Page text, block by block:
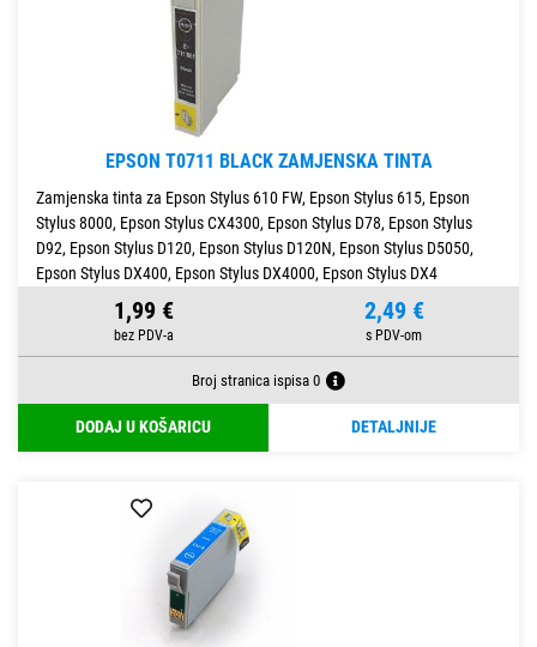
EPSON T0711 BLACK ZAMJENSKA TINTA
Zamjenska tinta za Epson Stylus 610 FW, Epson Stylus 615, Epson
Stylus 8000, Epson Stylus CX4300, Epson Stylus D78, Epson Stylus
D92, Epson Stylus D120, Epson Stylus D120N, Epson Stylus D5050,
Epson Stylus DX400, Epson Stylus DX4000, Epson Stylus DX4
1,99 € 2,49 €
Broj stranica ispisa 0
DODAJ U KOŠARICU DETALJNIJE